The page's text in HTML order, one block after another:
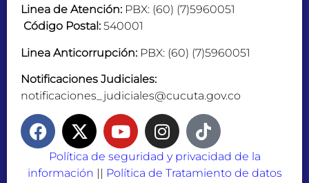
Linea de Atención: PBX: (60) (7)5960051
Código Postal: 540001
Linea Anticorrupción: PBX: (60) (7)5960051
Notificaciones Judiciales:
notificaciones_judiciales@cucuta.gov.co
Política de seguridad y privacidad de la
información
Política de Tratamiento de datos